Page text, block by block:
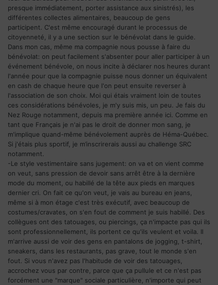
presque immédiatement, porter assistance aux sinistrés), les
différentes collectes alimentaires, beaucoup de gens
participent. C'est même encouragé durant le processus de
citoyenneté, il y a une section sur le bénévolat dans le guide.
Dans mon cas, même ma compagnie nous pousse à faire du
bénévolat: on peut facilement s'absenter pour aller participer à un
événement bénévole, on nous incite à déclarer nos heures durant
l'année pour que la compagnie puisse nous donner un équivalent
en cash de chaque heure que l'on peut ensuite reverser à
l'association de son choix. Moi qui étais vraiment loin de toutes
ces considérations bénévoles, je m'y suis mis, un peu. Je fais du
Nez Rouge notamment, depuis ma première année ici. Comme en
tant que Français je n'ai pas le droit de donner mon sang, je
m'implique quand-même bénévolement auprès de Héma-Québec.
Si j'étais plus sportif, je m’inscrirerais aussi au challenge SRC
notamment.
-Le style vestimentaire sans jugement: on va et on vient comme
on veut, sans pression de devoir sans arrêt être à la dernière
mode du moment, ou habillé de la tête aux pieds en marques
dernier cri. On fait ce qu'on veut, je vais au bureau en jeans,
même si à mon étage c'est très exécutif, avec beaucoup de
costumes/cravates, on s'en fout de comment je suis habillé. Des
collègues ont des tatouages, ou piercings, ça n'impacte pas qui ils
sont professionnellement, ils portent ce qu'ils veulent et voila. Il
m'arrive aussi de voir des gens en pantalons de jogging, t-shirt,
sneakers, dans les restaurants, pas grave, tout le monde s'en
fout. Si vous n'avez pas l'habitude de voir des tatouages,
accrochez vous par contre, parce que ça pullule et ce n'est pas
forcément une "marque" sociale particulière, n'importe qui peut